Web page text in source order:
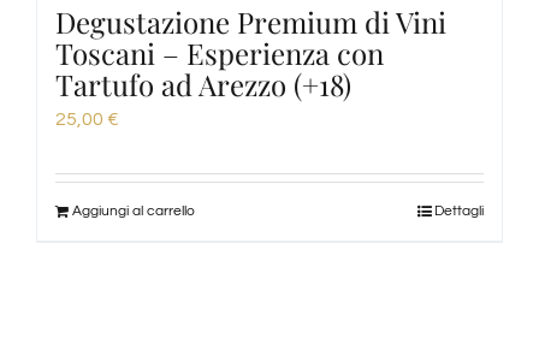
Degustazione Premium di Vini
Toscani – Esperienza con
Tartufo ad Arezzo (+18)
25,00 €
Aggiungi al carrello Dettagli